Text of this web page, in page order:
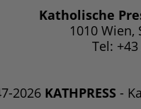
Katholische
1010
Tel:
2026 KATHPRESS -